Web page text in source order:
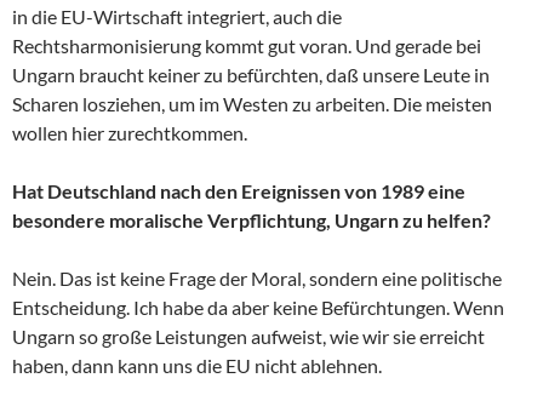
in die EU-Wirtschaft integriert, auch die
Rechtsharmonisierung kommt gut voran. Und gerade bei
Ungarn braucht keiner zu befürchten, daß unsere Leute in
Scharen losziehen, um im Westen zu arbeiten. Die meisten
wollen hier zurechtkommen.
Hat Deutschland nach den Ereignissen von 1989 eine
besondere moralische Verpflichtung, Ungarn zu helfen?
Nein. Das ist keine Frage der Moral, sondern eine politische
Entscheidung. Ich habe da aber keine Befürchtungen. Wenn
Ungarn so große Leistungen aufweist, wie wir sie erreicht
haben, dann kann uns die EU nicht ablehnen.